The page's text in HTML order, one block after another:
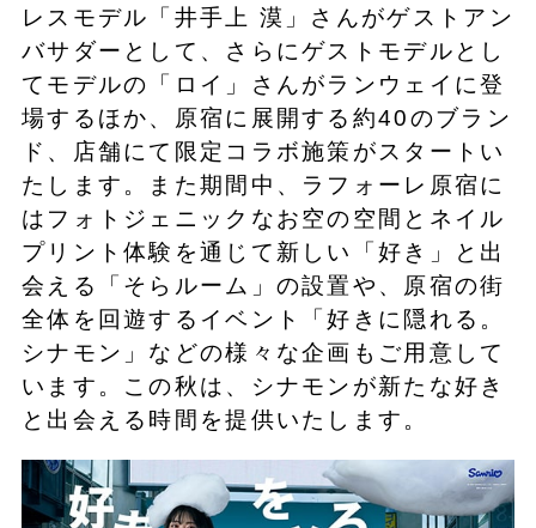
レスモデル「井手上 漠」さんがゲストアン
バサダーとして、さらにゲストモデルとし
てモデルの「ロイ」さんがランウェイに登
場するほか、原宿に展開する約40のブラン
ド、店舗にて限定コラボ施策がスタートい
たします。また期間中、ラフォーレ原宿に
はフォトジェニックなお空の空間とネイル
プリント体験を通じて新しい「好き」と出
会える「そらルーム」の設置や、原宿の街
全体を回遊するイベント「好きに隠れる。
シナモン」などの様々な企画もご用意して
います。この秋は、シナモンが新たな好き
と出会える時間を提供いたします。